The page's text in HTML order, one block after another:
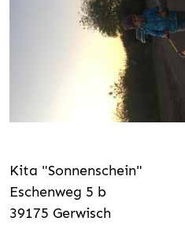
Kita "Sonnenschein"
Eschenweg 5 b
39175 Gerwisch